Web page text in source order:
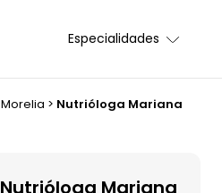
Especialidades
Morelia > Nutrióloga Mariana
Nutrióloga Mariana